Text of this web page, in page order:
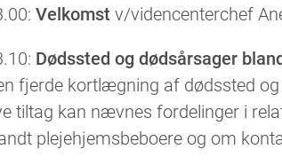
Velkomst v/videncenterchef
Dødssted og dødsårsager
fjerde kortlægning af dødssted
tiltag kan nævnes fordelinger i
plejehjemsbeboere og om